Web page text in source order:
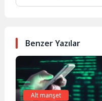
Benzer Yazılar
Alt manşet